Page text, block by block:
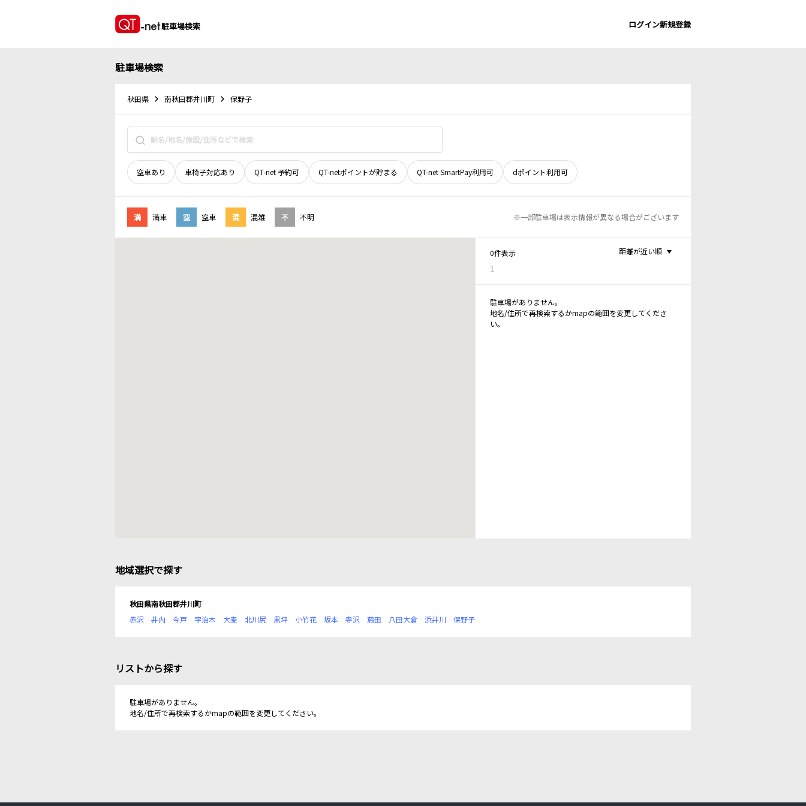
駐車場検索 ログイン新規登録
駐車場検索
秋田県 南秋田郡井川町 保野子
空車あり 車椅子対応あり QT-net 予約可 QT-netポイントが貯まる QT-net SmartPay利用可 dポイント利用可
満 満車 空 空車 混 混雑 不 不明 ※一部駐車場は表示情報が異なる場合がございます
0件表示
1
距離が近い順
駐車場がありません。
地名/住所で再検索するかmapの範囲を変更してくださ
い。
地域選択で探す
秋田県南秋田郡井川町
赤沢
井内 今戸 宇治木 大麦 北川尻 黒坪 小竹花 坂本 寺沢 葹田 八田大倉 浜井川 保野子
リストから探す
駐車場がありません。
地名/住所で再検索するかmapの範囲を変更してください。